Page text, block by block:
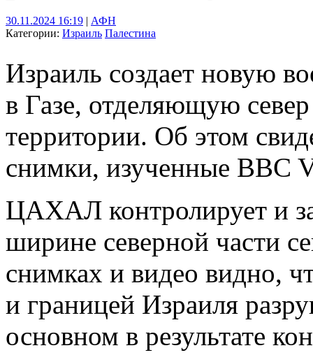
30.11.2024 16:19 | АФН
Категории: Израиль Палестина
Израиль создает новую
в Газе, отделяющую север
территории. Об этом
снимки, изученные BBC
ЦАХАЛ контролирует и
ширине северной части
снимках и видео видно,
и границей Израиля
основном в результате